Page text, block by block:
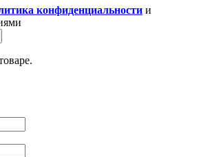
конфиденциальности и